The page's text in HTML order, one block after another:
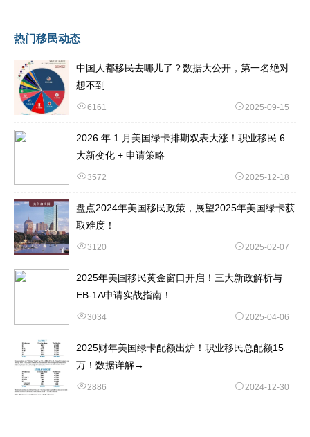
热门移民动态
中国人都移民去哪儿了？数据大公开，第一名绝对
想不到
6161 2025-09-15
2026 年 1 月美国绿卡排期双表大涨！职业移民 6
大新变化 + 申请策略
3572 2025-12-18
盘点2024年美国移民政策，展望2025年美国绿卡获
取难度！
3120 2025-02-07
2025年美国移民黄金窗口开启！三大新政解析与
EB-1A申请实战指南！
3034 2025-04-06
2025财年美国绿卡配额出炉！职业移民总配额15
万！数据详解→
2886 2024-12-30